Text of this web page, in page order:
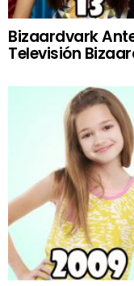
Bizaardvark
Televisión